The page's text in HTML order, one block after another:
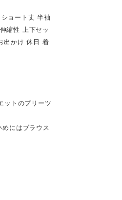
ョート丈 半袖
縮性 上下セッ
出かけ 休日 着
ットのプリーツ
にはブラウス